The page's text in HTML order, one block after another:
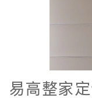
易高整家